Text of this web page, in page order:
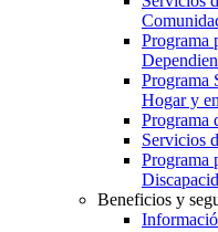
Programa
Programa
Hogar y
Programa
Servicios
Programa
Beneficios y